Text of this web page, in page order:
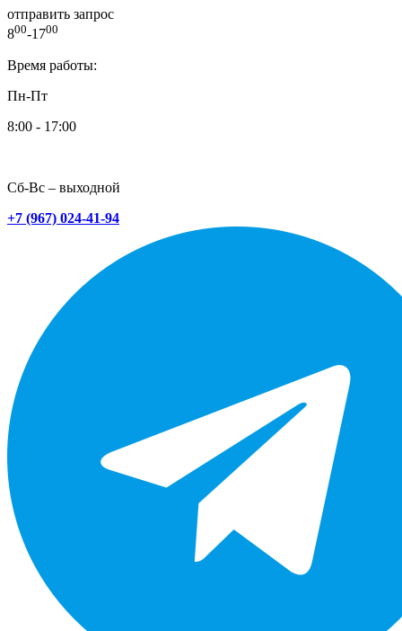
отправить запрос
800-1700
Время работы:
Пн-Пт
8:00 - 17:00
Сб-Вс – выходной
+7 (967) 024-41-94